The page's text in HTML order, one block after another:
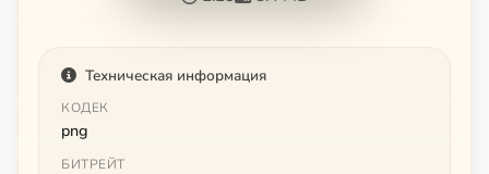
Техническая информация
КОДЕК
png
БИТРЕЙТ